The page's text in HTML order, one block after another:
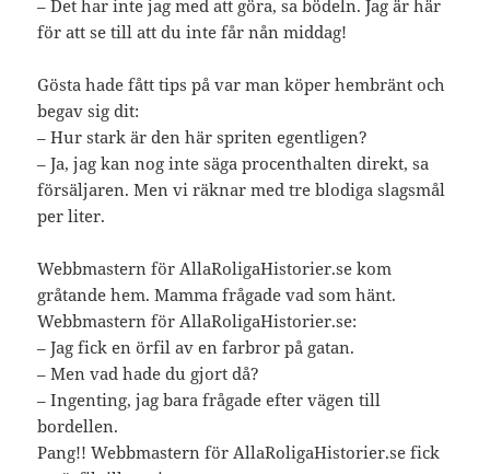
– Det har inte jag med att göra, sa bödeln. Jag är här
för att se till att du inte får nån middag!
Gösta hade fått tips på var man köper hembränt och
begav sig dit:
– Hur stark är den här spriten egentligen?
– Ja, jag kan nog inte säga procenthalten direkt, sa
försäljaren. Men vi räknar med tre blodiga slagsmål
per liter.
Webbmastern för AllaRoligaHistorier.se kom
gråtande hem. Mamma frågade vad som hänt.
Webbmastern för AllaRoligaHistorier.se:
– Jag fick en örfil av en farbror på gatan.
– Men vad hade du gjort då?
– Ingenting, jag bara frågade efter vägen till
bordellen.
Pang!! Webbmastern för AllaRoligaHistorier.se fick